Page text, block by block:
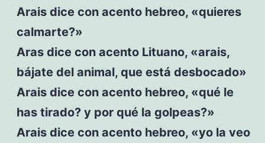
Arais dice con acento hebreo, «quieres
calmarte?»
Aras dice con acento Lituano, «arais,
bájate del animal, que está desbocado»
Arais dice con acento hebreo, «qué le
has tirado? y por qué la golpeas?»
Arais dice con acento hebreo, «yo la veo